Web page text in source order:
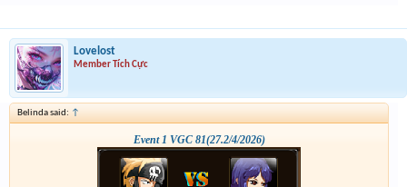
Lovelost
Member Tích Cực
Belinda said: ↑
Event 1 VGC 81(27.2/4/2026)